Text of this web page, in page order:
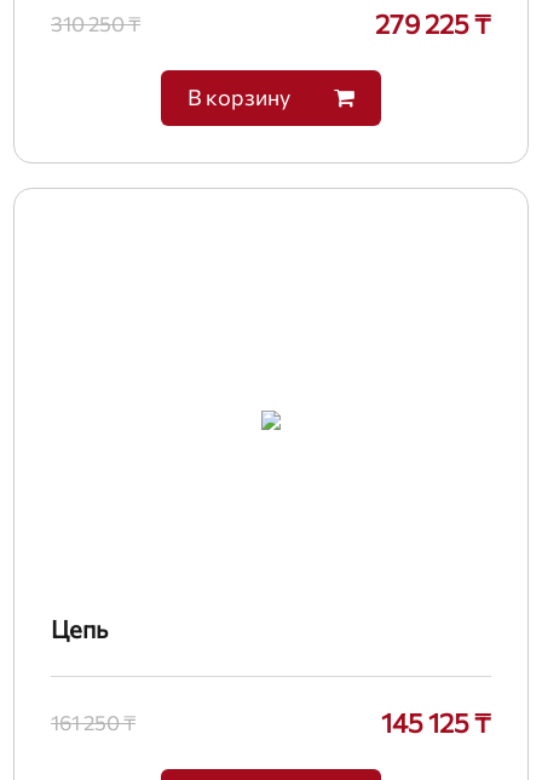
310 250 ₸ 279 225 ₸
В корзину
Цепь
161 250 ₸ 145 125 ₸